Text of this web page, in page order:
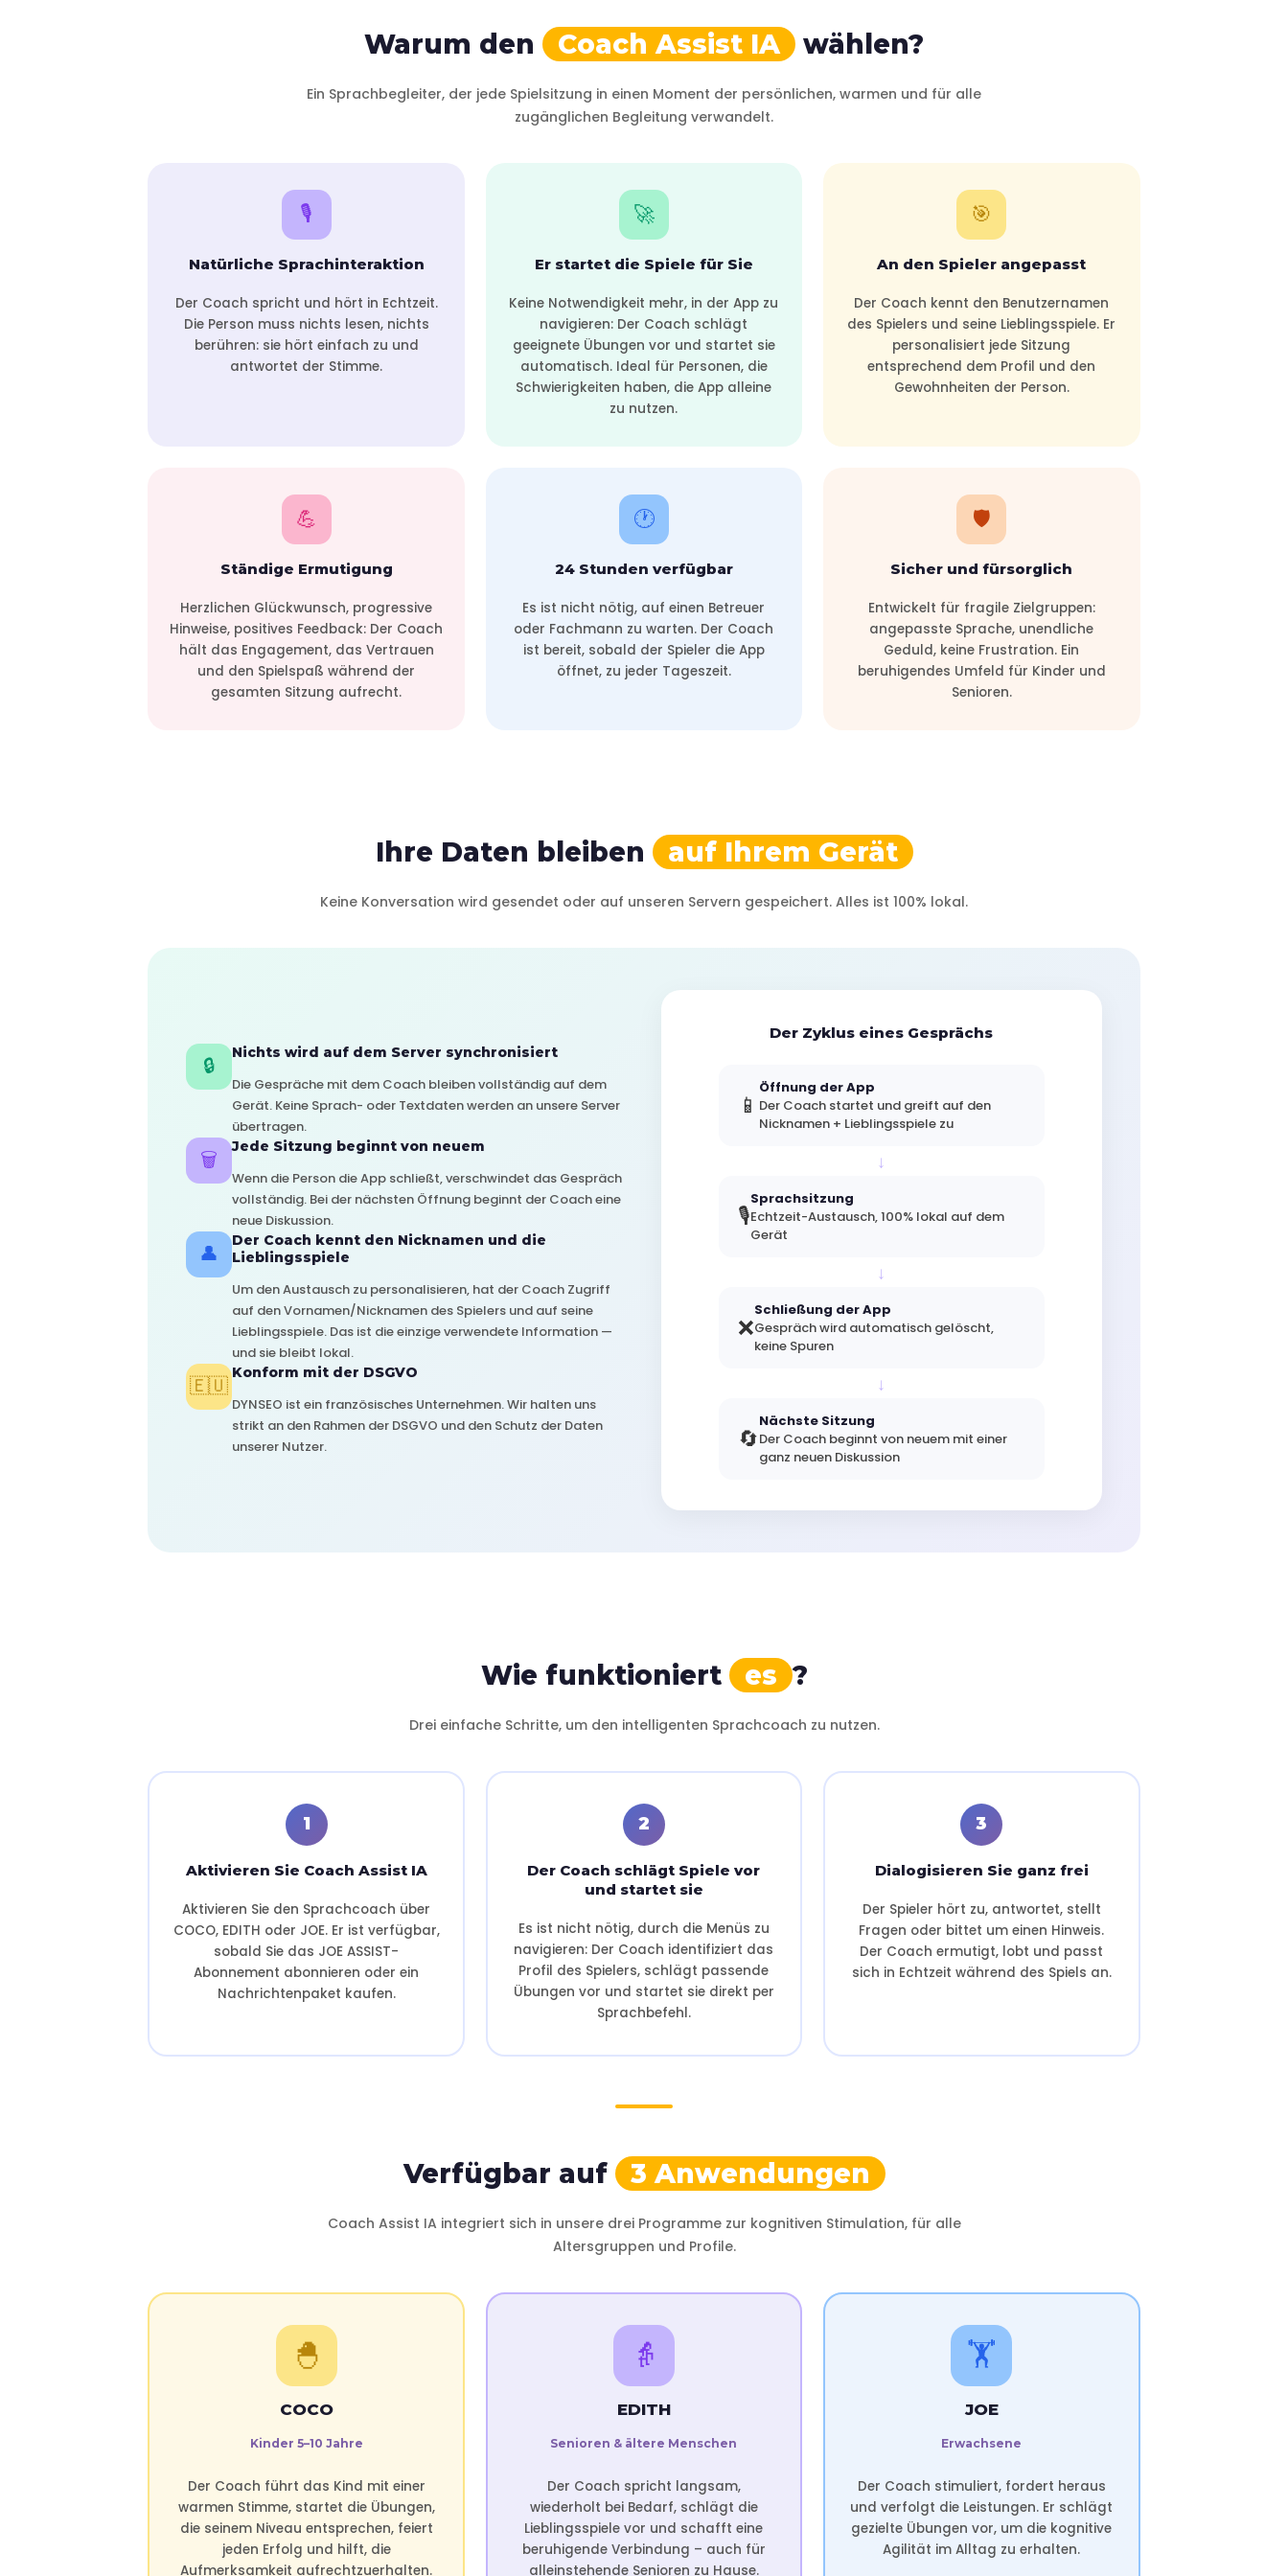
Warum den Coach Assist IA wählen?
Ein Sprachbegleiter, der jede Spielsitzung in einen Moment der persönlichen, warmen und für alle
zugänglichen Begleitung verwandelt.
🎙️
Natürliche Sprachinteraktion
Der Coach spricht und hört in Echtzeit.
Die Person muss nichts lesen, nichts
berühren: sie hört einfach zu und
antwortet der Stimme.
🚀
Er startet die Spiele für Sie
Keine Notwendigkeit mehr, in der App zu
navigieren: Der Coach schlägt
geeignete Übungen vor und startet sie
automatisch. Ideal für Personen, die
Schwierigkeiten haben, die App alleine
zu nutzen.
🎯
An den Spieler angepasst
Der Coach kennt den Benutzernamen
des Spielers und seine Lieblingsspiele. Er
personalisiert jede Sitzung
entsprechend dem Profil und den
Gewohnheiten der Person.
💪
Ständige Ermutigung
Herzlichen Glückwunsch, progressive
Hinweise, positives Feedback: Der Coach
hält das Engagement, das Vertrauen
und den Spielspaß während der
gesamten Sitzung aufrecht.
🕐
24 Stunden verfügbar
Es ist nicht nötig, auf einen Betreuer
oder Fachmann zu warten. Der Coach
ist bereit, sobald der Spieler die App
öffnet, zu jeder Tageszeit.
🛡️
Sicher und fürsorglich
Entwickelt für fragile Zielgruppen:
angepasste Sprache, unendliche
Geduld, keine Frustration. Ein
beruhigendes Umfeld für Kinder und
Senioren.
Ihre Daten bleiben auf Ihrem Gerät
Keine Konversation wird gesendet oder auf unseren Servern gespeichert. Alles ist 100% lokal.
🔒
Nichts wird auf dem Server synchronisiert
Die Gespräche mit dem Coach bleiben vollständig auf dem
Gerät. Keine Sprach- oder Textdaten werden an unsere Server
übertragen.
🗑️
Jede Sitzung beginnt von neuem
Wenn die Person die App schließt, verschwindet das Gespräch
vollständig. Bei der nächsten Öffnung beginnt der Coach eine
neue Diskussion.
👤
Der Coach kennt den Nicknamen und die
Lieblingsspiele
Um den Austausch zu personalisieren, hat der Coach Zugriff
auf den Vornamen/Nicknamen des Spielers und auf seine
Lieblingsspiele. Das ist die einzige verwendete Information —
und sie bleibt lokal.
🇪🇺
Konform mit der DSGVO
DYNSEO ist ein französisches Unternehmen. Wir halten uns
strikt an den Rahmen der DSGVO und den Schutz der Daten
unserer Nutzer.
Der Zyklus eines Gesprächs
📱
Öffnung der App
Der Coach startet und greift auf den
Nicknamen + Lieblingsspiele zu
↓
🎙️
Sprachsitzung
Echtzeit-Austausch, 100% lokal auf dem
Gerät
↓
❌
Schließung der App
Gespräch wird automatisch gelöscht,
keine Spuren
↓
🔄
Nächste Sitzung
Der Coach beginnt von neuem mit einer
ganz neuen Diskussion
Wie funktioniert es ?
Drei einfache Schritte, um den intelligenten Sprachcoach zu nutzen.
1
Aktivieren Sie Coach Assist IA
Aktivieren Sie den Sprachcoach über
COCO, EDITH oder JOE. Er ist verfügbar,
sobald Sie das JOE ASSIST-
Abonnement abonnieren oder ein
Nachrichtenpaket kaufen.
2
Der Coach schlägt Spiele vor
und startet sie
Es ist nicht nötig, durch die Menüs zu
navigieren: Der Coach identifiziert das
Profil des Spielers, schlägt passende
Übungen vor und startet sie direkt per
Sprachbefehl.
3
Dialogisieren Sie ganz frei
Der Spieler hört zu, antwortet, stellt
Fragen oder bittet um einen Hinweis.
Der Coach ermutigt, lobt und passt
sich in Echtzeit während des Spiels an.
Verfügbar auf 3 Anwendungen
Coach Assist IA integriert sich in unsere drei Programme zur kognitiven Stimulation, für alle
Altersgruppen und Profile.
🐣
COCO
Kinder 5–10 Jahre
Der Coach führt das Kind mit einer
warmen Stimme, startet die Übungen,
die seinem Niveau entsprechen, feiert
jeden Erfolg und hilft, die
Aufmerksamkeit aufrechtzuerhalten.
👵
EDITH
Senioren & ältere Menschen
Der Coach spricht langsam,
wiederholt bei Bedarf, schlägt die
Lieblingsspiele vor und schafft eine
beruhigende Verbindung – auch für
alleinstehende Senioren zu Hause.
🏋️
JOE
Erwachsene
Der Coach stimuliert, fordert heraus
und verfolgt die Leistungen. Er schlägt
gezielte Übungen vor, um die kognitive
Agilität im Alltag zu erhalten.